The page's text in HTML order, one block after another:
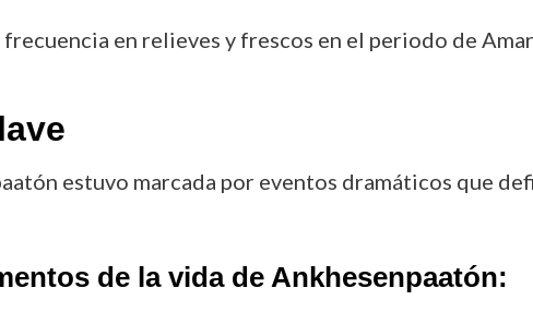
en relieves y frescos en el periodo de
estuvo marcada por eventos dramáticos que
de la vida de Ankhesenpaatón: